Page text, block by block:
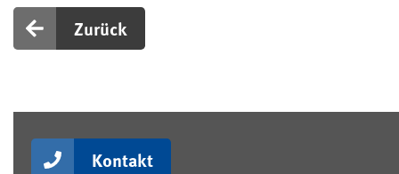
Zurück
Kontakt